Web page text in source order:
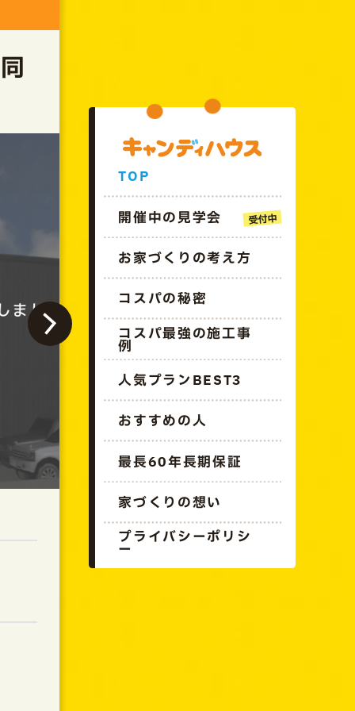
TOP
開催中の見学会
お家づくりの考え方
コスパの秘密
コスパ最強の施工事
例
人気プランBEST3
おすすめの人
最長60年長期保証
家づくりの想い
プライバシーポリシ
ー
終了しました